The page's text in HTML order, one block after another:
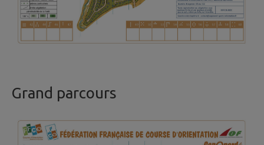
Grand parcours